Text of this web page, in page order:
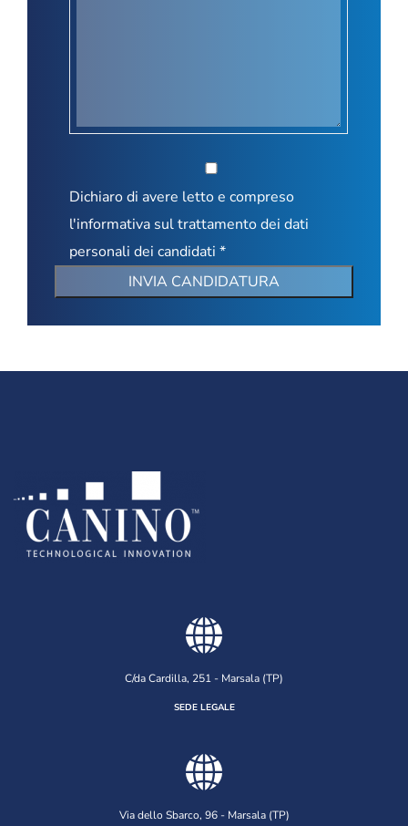
Dichiaro di avere letto e compreso
l'informativa sul trattamento dei dati
personali dei candidati *
C/da Cardilla, 251 - Marsala (TP)
SEDE LEGALE
Via dello Sbarco, 96 - Marsala (TP)